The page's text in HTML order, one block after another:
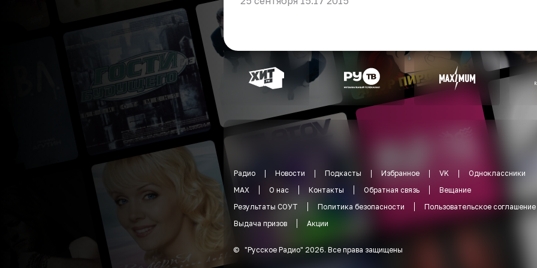
Радио Новости Подкасты Избранное VK
Одноклассники
MAX
О нас Контакты Обратная связь
Вещание
Результаты СОУТ
Политика безопасности
Пользовательское соглашение
Выдача призов
Акции
© "Русское Радио" 2026. Все права защищены